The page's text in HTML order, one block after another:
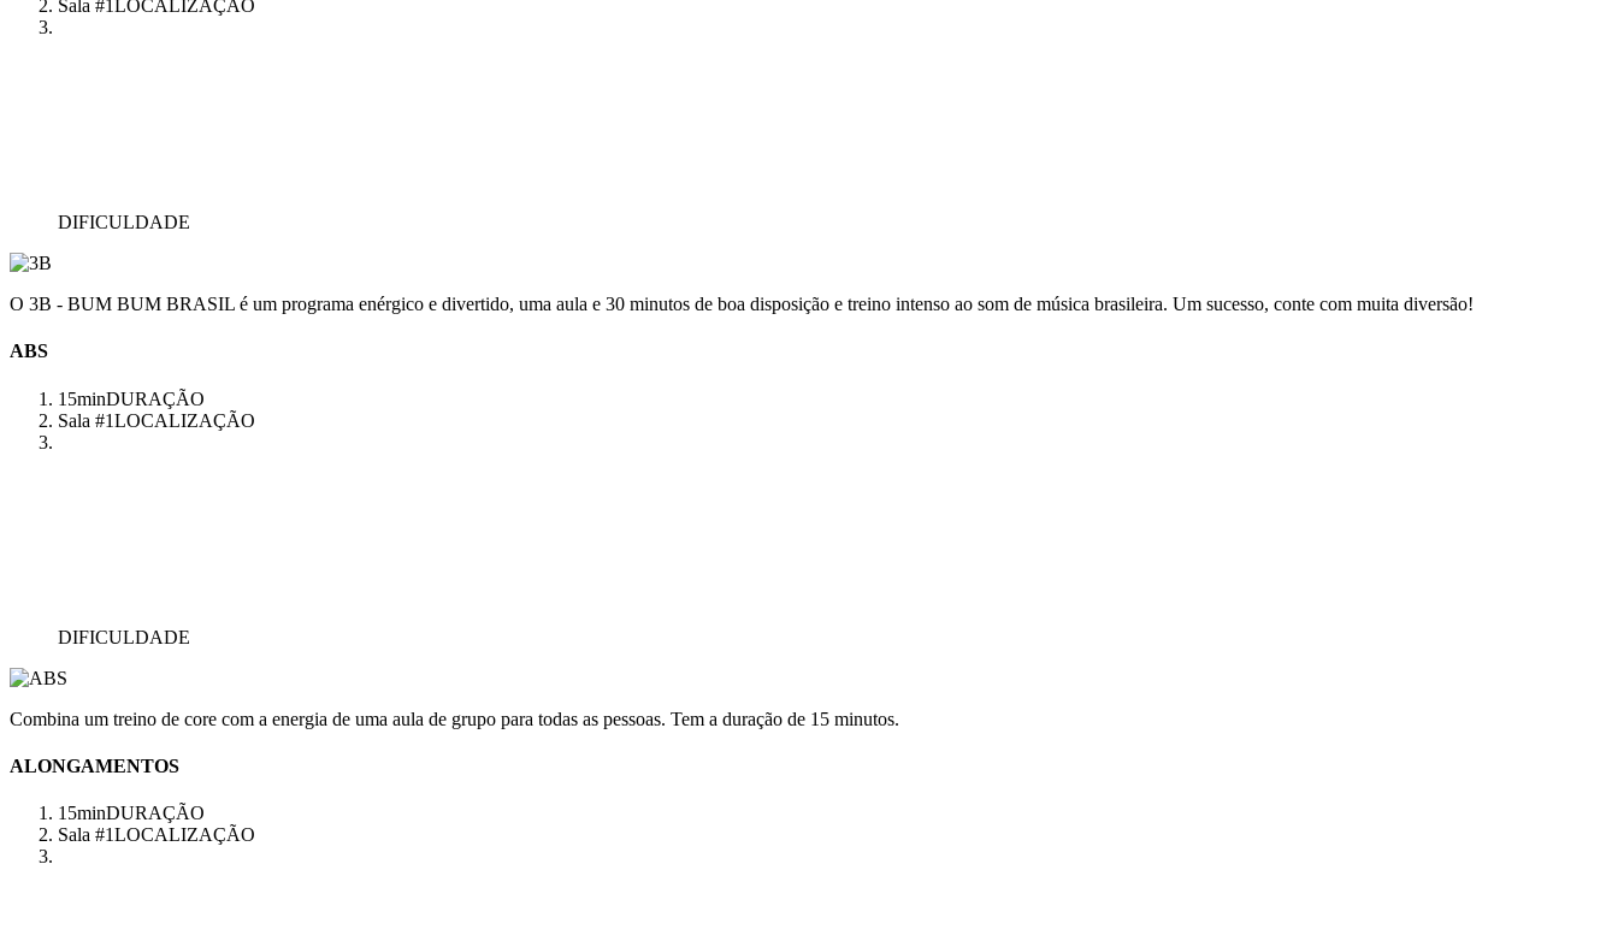
Sala #1LOCALIZAÇÃO
DIFICULDADE
O 3B - BUM BUM BRASIL é um programa enérgico e divertido, uma aula e 30 minutos de boa disposição e treino intenso ao som de música brasileira. Um sucesso, conte com muita diversão!
ABS
15minDURAÇÃO
Sala #1LOCALIZAÇÃO
DIFICULDADE
Combina um treino de core com a energia de uma aula de grupo para todas as pessoas. Tem a duração de 15 minutos.
ALONGAMENTOS
15minDURAÇÃO
Sala #1LOCALIZAÇÃO